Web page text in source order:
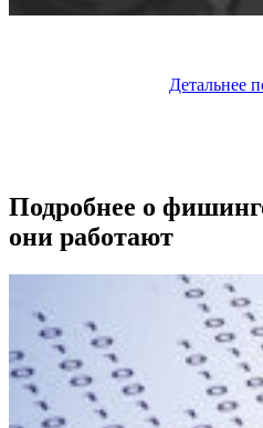
Детальнее
Подробнее о
они работают